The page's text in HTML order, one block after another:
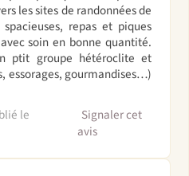
les sites de randonnées de
repas et piques
soin en bonne quantité.
ptit groupe hétéroclite et
essorages, gourmandises…)
le
Signaler cet
avis